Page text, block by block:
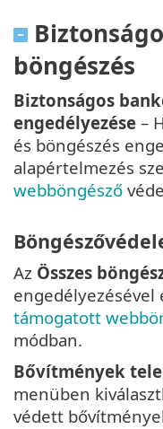
böngészés
Biztonságos
engedélyezése –
és böngészés
alapértelmezés
webböngésző
Az Összes
engedélyezésével
támogatott
módban.
Bővítmények
menüben
védett